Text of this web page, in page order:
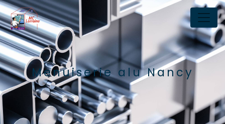
Panneau de gestion des cookies
Menuiserie alu Nancy